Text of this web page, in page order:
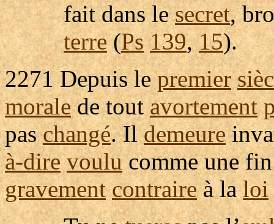
fait dans lesecret,
terre(Ps 139,15).
2271 Depuis lepremier
moralede toutavortement
paschangé. Ildemeure
à-dire voulucomme une
gravement contraireà laloi